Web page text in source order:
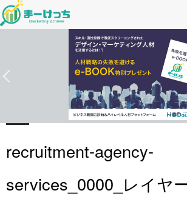
recruitment-agency-
services_0000_レイヤ